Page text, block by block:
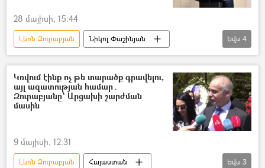
28 մայիսի, 15:44
Լևոն Զուրաբյան
Նիկոլ Փաշինյան
Հայ ազգային կոնգրես (ՀԱԿ)
քարոզարշավ
Ընտրություններ
Ազգային ժողովի ընտրություններ
Եվս 4
Կռվում էինք ոչ թե տարածք գրավելու,
այլ ազատության համար․
Զուրաբյանը՝ Արցախի շարժման
մասին
9 մայիսի, 12:31
Լևոն Զուրաբյան
Հայաստան
Եվս 3